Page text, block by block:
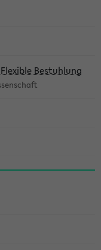
Bestuhlung